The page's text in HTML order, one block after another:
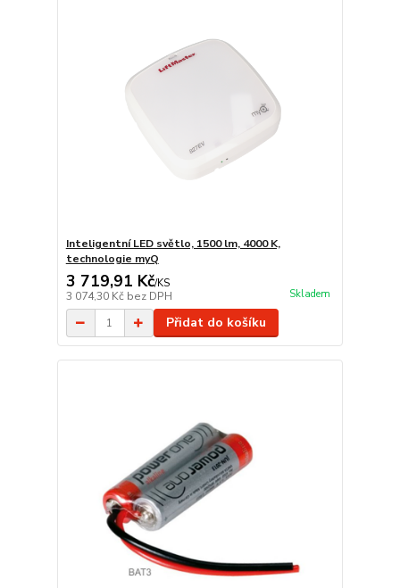
Inteligentní LED světlo, 1500 lm, 4000 K,
technologie myQ
3 719,91 Kč/KS
3 074,30 Kč bez DPH Skladem
Přidat do košíku